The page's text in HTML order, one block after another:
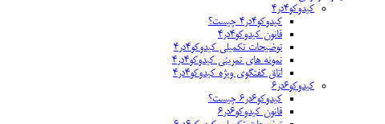
کیدوکو۴در۴
کیدوکو۴در۴ چیست؟
قانون کیدوکو۴در۴
توضیحات تکمیلی کیدوکو۴در۴
نمونه های تمرینی کیدوکو۴در۴
اتاق گفتگوی ویژه کیدوکو۴در۴
کیدوکو۶در۶
کیدوکو۶در۶ چیست؟
قانون کیدوکو۶در۶